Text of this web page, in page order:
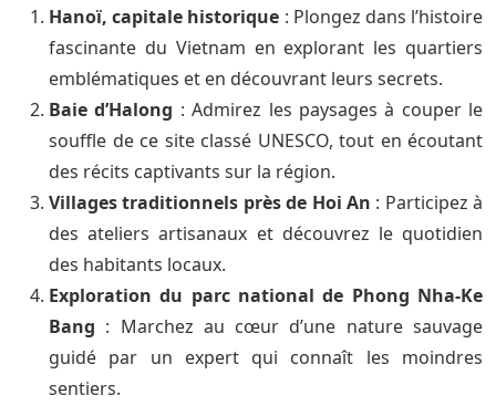
Hanoï, capitale historique : Plongez dans l’histoire
fascinante du Vietnam en explorant les quartiers
emblématiques et en découvrant leurs secrets.
Baie d’Halong : Admirez les paysages à couper le
souffle de ce site classé UNESCO, tout en écoutant
des récits captivants sur la région.
Villages traditionnels près de Hoi An : Participez à
des ateliers artisanaux et découvrez le quotidien
des habitants locaux.
Exploration du parc national de Phong Nha-Ke
Bang : Marchez au cœur d’une nature sauvage
guidé par un expert qui connaît les moindres
sentiers.